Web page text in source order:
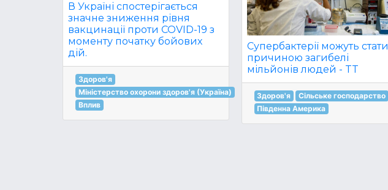
В Україні спостерігається
значне зниження рівня
вакцинації проти COVID-19 з
моменту початку бойових
дій.
Здоров'я
Міністерство охорони здоров'я (Україна)
Вплив
Супербактерії можуть стати
причиною загибелі
мільйонів людей - TT
Здоров'я
Сільське господарство
Південна Америка